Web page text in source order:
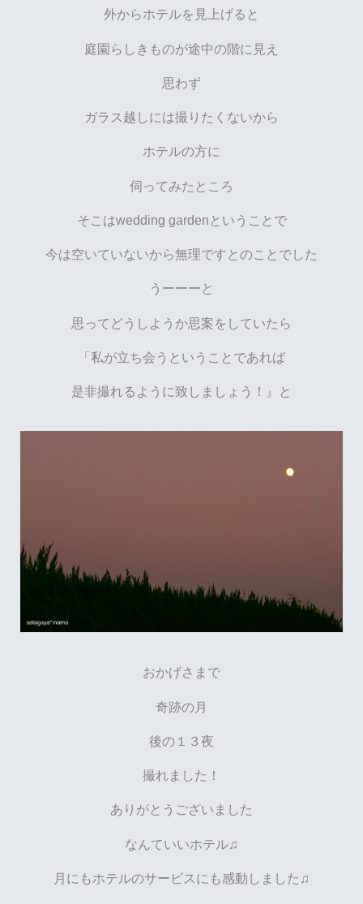
外からホテルを見上げると
庭園らしきものが途中の階に見え
思わず
ガラス越しには撮りたくないから
ホテルの方に
伺ってみたところ
そこはwedding gardenということで
今は空いていないから無理ですとのことでした
うーーーと
思ってどうしようか思案をしていたら
「私が立ち会うということであれば
是非撮れるように致しましょう！』と
おかげさまで
奇跡の月
後の１３夜
撮れました！
ありがとうございました
なんていいホテル♫
月にもホテルのサービスにも感動しました♫